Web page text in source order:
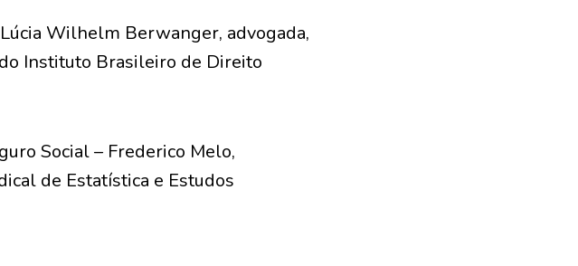
Wilhelm Berwanger, advogada,
Instituto Brasileiro de Direito
Social – Frederico Melo,
de Estatística e Estudos